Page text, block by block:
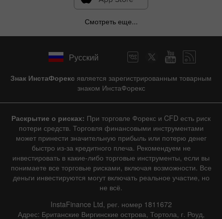
Смотреть еще...
Русский
Знак ИнстаФорекс является зарегистрированным товарным
знаком ИнстаФорекс
Раскрытие о рисках: При торговле Форекс и CFD есть риск
потери средств. Торговля финансовыми инструментами
может принести значительную прибыль или потерю денег
быстро из-за кредитного плеча. Рекомендуем не
инвестировать в какие-либо торговые инструменты, если вы
понимаете все торговые рисками, включая возможности. Все
деньги инвестируются могут включать реальное участие, но
не всё.
InstaFinance Ltd, рег. номер 1811672
Адрес: Британские Виргинские острова, Тортола, г. Роуд,